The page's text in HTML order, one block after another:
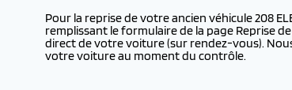
Pour la reprise de votre ancien véhicule 208
remplissant le formulaire de la page Reprise
direct de votre voiture (sur rendez-vous).
votre voiture au moment du contrôle.